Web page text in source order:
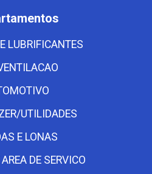
LUBRIFICANTES
UTILIDADES
E LONAS
DE SERVICO